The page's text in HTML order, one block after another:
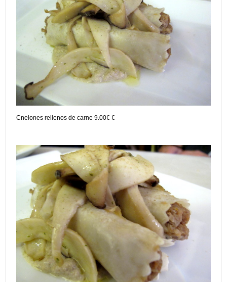
Cnelones rellenos de carne 9.00€ €